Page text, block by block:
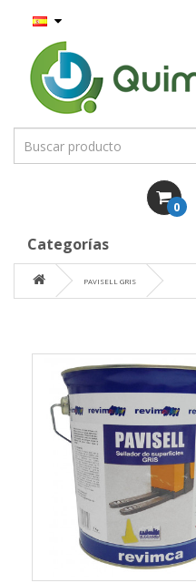
0
Categorías
PAVISELL GRIS